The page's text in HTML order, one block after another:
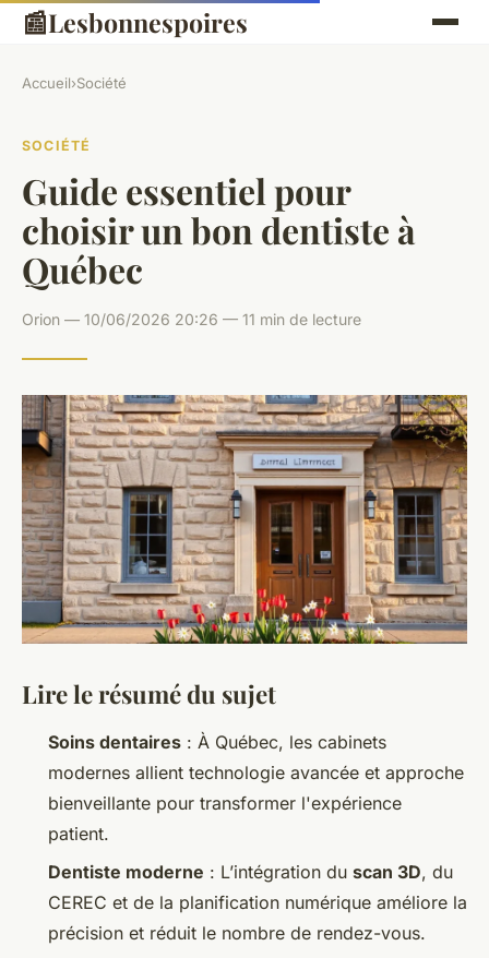
📰Lesbonnespoires
Accueil›Société
SOCIÉTÉ
Guide essentiel pour
choisir un bon dentiste à
Québec
Orion — 10/06/2026 20:26 — 11 min de lecture
Lire le résumé du sujet
Soins dentaires : À Québec, les cabinets
modernes allient technologie avancée et approche
bienveillante pour transformer l'expérience
patient.
Dentiste moderne : L’intégration du scan 3D, du
CEREC et de la planification numérique améliore la
précision et réduit le nombre de rendez-vous.